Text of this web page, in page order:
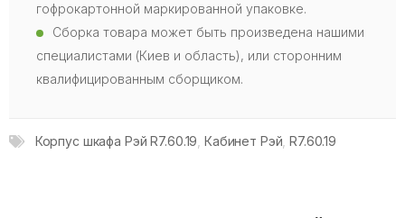
гофрокартонной маркированной упаковке.
Сборка товара может быть произведена нашими
специалистами (Киев и область), или сторонним
квалифицированным сборщиком.
Корпус шкафа Рэй R7.60.19 Кабинет Рэй ,R7.60.19